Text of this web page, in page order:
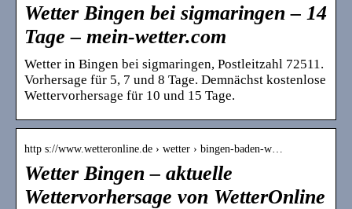
Wetter Bingen bei sigmaringen – 14
Tage – mein-wetter.com
Wetter in Bingen bei sigmaringen, Postleitzahl 72511.
Vorhersage für 5, 7 und 8 Tage. Demnächst kostenlose
Wettervorhersage für 10 und 15 Tage.
http s://www.wetteronline.de › wetter › bingen-baden-w…
Wetter Bingen – aktuelle
Wettervorhersage von WetterOnline